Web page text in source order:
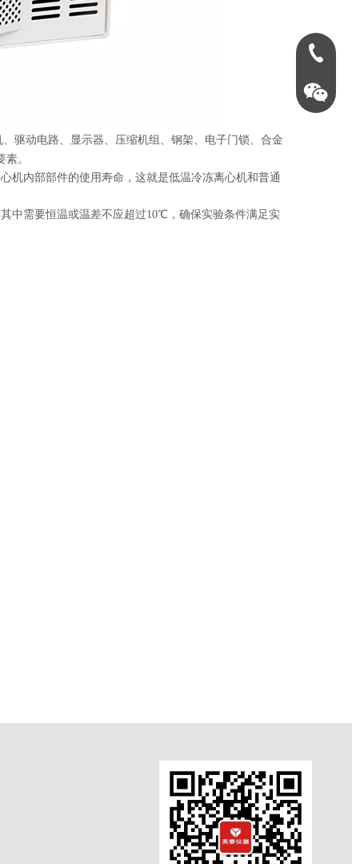
驱动电路、显示器、压缩机组、钢架、电子门锁、合金
。
内部部件的使用寿命，这就是低温冷冻离心机和普通
中需要恒温或温差不应超过10℃，确保实验条件满足实
0731-